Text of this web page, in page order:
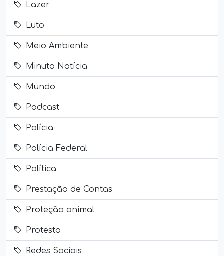
Lazer
Luto
Meio Ambiente
Minuto Notícia
Mundo
Podcast
Polícia
Polícia Federal
Política
Prestação de Contas
Proteção animal
Protesto
Redes Sociais